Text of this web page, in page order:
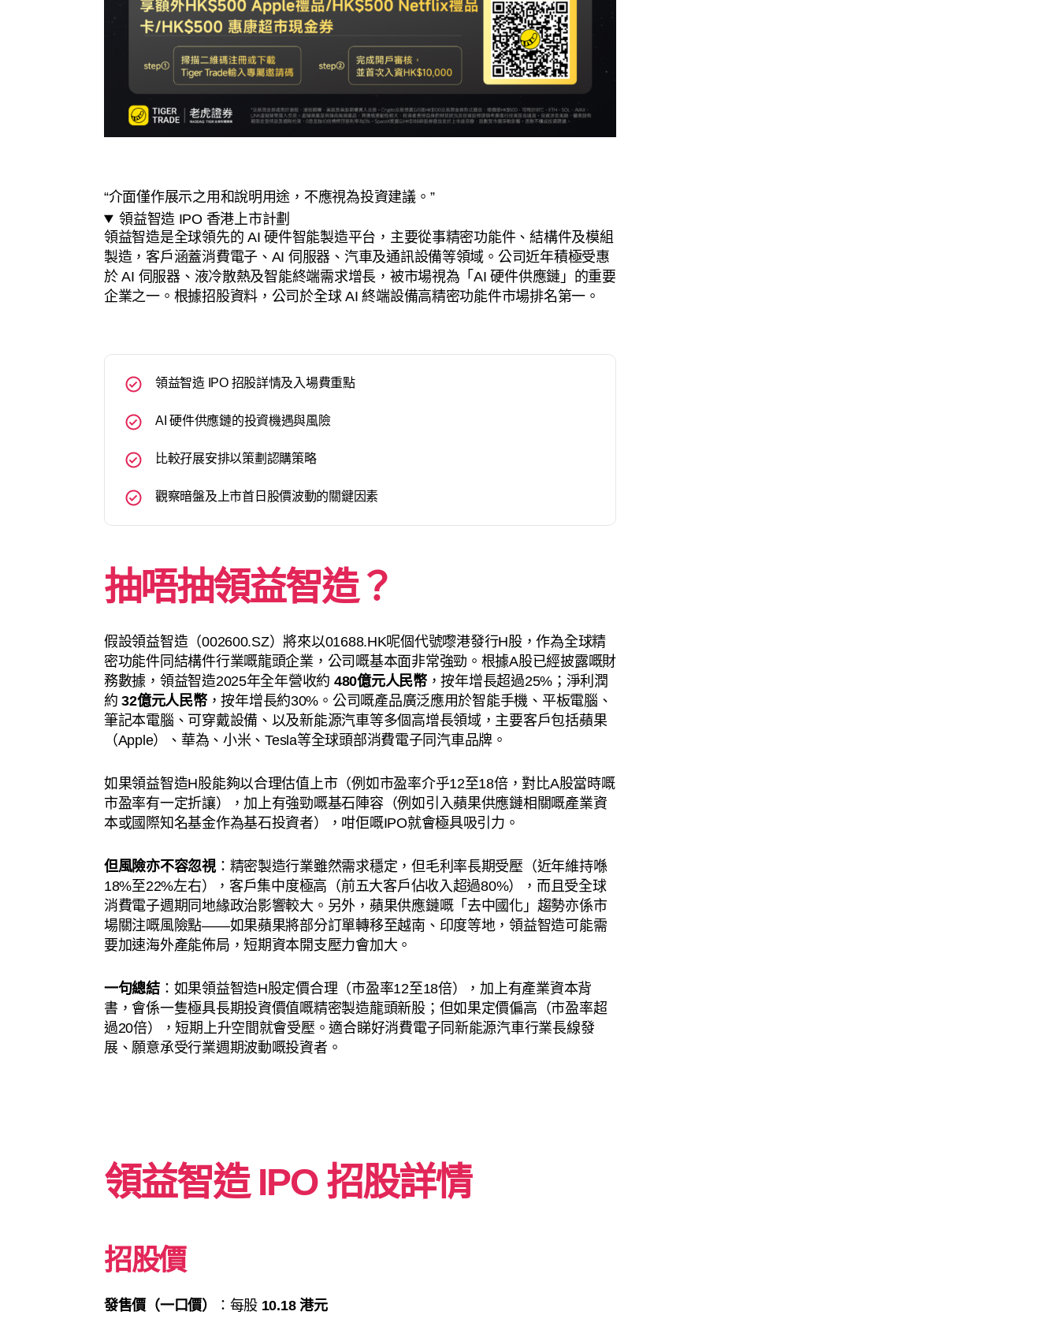
“介面僅作展示之用和說明用途，不應視為投資建議。”
領益智造 IPO 香港上市計劃
領益智造是全球領先的 AI 硬件智能製造平台，主要從事精密功能件、結構件及模組
製造，客戶涵蓋消費電子、AI 伺服器、汽車及通訊設備等領域。公司近年積極受惠
於 AI 伺服器、液冷散熱及智能終端需求增長，被市場視為「AI 硬件供應鏈」的重要
企業之一。根據招股資料，公司於全球 AI 終端設備高精密功能件市場排名第一。
領益智造 IPO 招股詳情及入場費重點
AI 硬件供應鏈的投資機遇與風險
比較孖展安排以策劃認購策略
觀察暗盤及上市首日股價波動的關鍵因素
抽唔抽領益智造？
假設領益智造（002600.SZ）將來以01688.HK呢個代號嚟港發行H股，作為全球精
密功能件同結構件行業嘅龍頭企業，公司嘅基本面非常強勁。根據A股已經披露嘅財
務數據，領益智造2025年全年營收約 480億元人民幣，按年增長超過25%；淨利潤
約32億元人民幣，按年增長約30%。公司嘅產品廣泛應用於智能手機、平板電腦、
筆記本電腦、可穿戴設備、以及新能源汽車等多個高增長領域，主要客戶包括蘋果
（Apple）、華為、小米、Tesla等全球頭部消費電子同汽車品牌。
如果領益智造H股能夠以合理估值上市（例如市盈率介乎12至18倍，對比A股當時嘅
市盈率有一定折讓），加上有強勁嘅基石陣容（例如引入蘋果供應鏈相關嘅產業資
本或國際知名基金作為基石投資者），咁佢嘅IPO就會極具吸引力。
但風險亦不容忽視：精密製造行業雖然需求穩定，但毛利率長期受壓（近年維持喺
18%至22%左右），客戶集中度極高（前五大客戶佔收入超過80%），而且受全球
消費電子週期同地緣政治影響較大。另外，蘋果供應鏈嘅「去中國化」趨勢亦係市
場關注嘅風險點——如果蘋果將部分訂單轉移至越南、印度等地，領益智造可能需
要加速海外產能佈局，短期資本開支壓力會加大。
一句總結：如果領益智造H股定價合理（市盈率12至18倍），加上有產業資本背
書，會係一隻極具長期投資價值嘅精密製造龍頭新股；但如果定價偏高（市盈率超
過20倍），短期上升空間就會受壓。適合睇好消費電子同新能源汽車行業長線發
展、願意承受行業週期波動嘅投資者。
領益智造IPO 招股詳情
招股價
發售價（一口價） ：每股 10.18 港元